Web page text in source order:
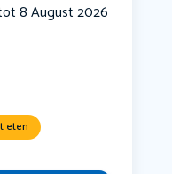
8 August 2026
eten